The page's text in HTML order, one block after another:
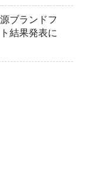
ブランドフ
結果発表に